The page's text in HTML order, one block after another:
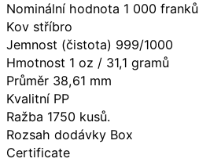
Nominální hodnota 1 000 franků
Kov stříbro
Jemnost (čistota) 999/1000
Hmotnost 1 oz / 31,1 gramů
Průměr 38,61 mm
Kvalitní PP
Ražba 1750 kusů.
Rozsah dodávky Box
Certificate